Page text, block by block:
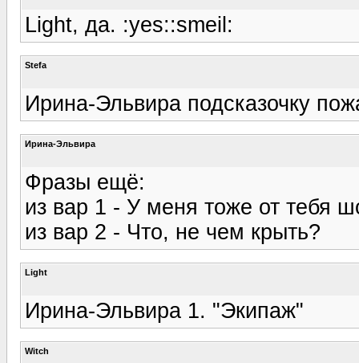
Light, да. :yes::smeil:
Stefa
Ирина-Эльвира подсказочку
Ирина-Эльвира
Фразы ещё:
из вар 1 - У меня тоже от тебя
из вар 2 - Что, не чем крыть?
Light
Ирина-Эльвира 1. "Экипаж"
Witch